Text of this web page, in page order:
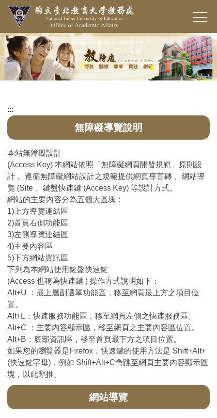
跳
要
內
容
區
:::
無障礙導覽說明
本站無障礙設計
(Access Key) 本網站依照「無障礙網頁開發規範」原則設
計， 遵循無障礙網站設計之規範提供網頁導盲磚 、網站導
覽 (Site 、鍵盤快速鍵 (Access Key) 等設計方式。
網站的主要內容分為五個大區塊：
1)上方導覽連結區
2)首頁右側功能區
3)左側導覽連結區
4)主要內容區
5)下方網站資訊區
下列為本網站使用鍵盤快速鍵
(Access 也稱為快速鍵 ) 操作方式說明如下：
Alt+U ：最上層副選單功能區，移至網頁最上方之項目位
置。
Alt+L：快速服務功能區，移至網頁左側之快速服務區。
Alt+C ：主要內容顯示區，移至網頁之主要內容區位置。
Alt+B：底部資訊區，移至首頁最下方之項目位置。
如果您的瀏覽器是Firefox，快速鍵的使用方法是 Shift+Alt+
(快速鍵字母)，例如 Shift+Alt+C會跳至網頁主要內容顯示區
塊，以此類推。
網站導覽